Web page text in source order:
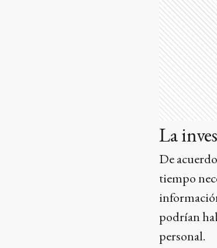
La
De
tiempo
podrían
personal.